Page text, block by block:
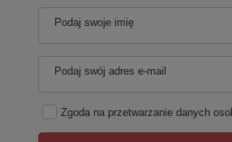
Podaj swoje imię
Podaj swój adres e-mail
Zgoda na przetwarzanie danych